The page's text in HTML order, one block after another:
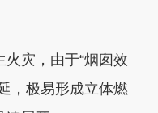
灾，由于“烟囱效
，极易形成立体燃